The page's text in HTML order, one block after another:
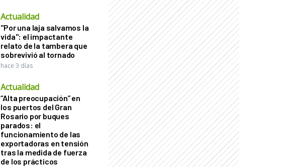
Actualidad
"Por una laja salvamos la
vida": el impactante
relato de la tambera que
sobrevivió al tornado
hace 3 días
Actualidad
“Alta preocupación” en
los puertos del Gran
Rosario por buques
parados: el
funcionamiento de las
exportadoras en tensión
tras la medida de fuerza
de los prácticos